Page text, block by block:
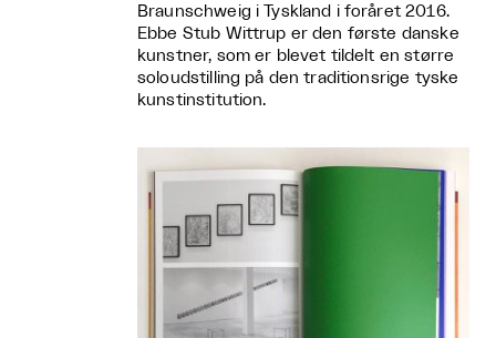
Braunschweig i Tyskland i foråret 2016.
Ebbe Stub Wittrup er den første danske
kunstner, som er blevet tildelt en større
soloudstilling på den traditionsrige tyske
kunstinstitution.